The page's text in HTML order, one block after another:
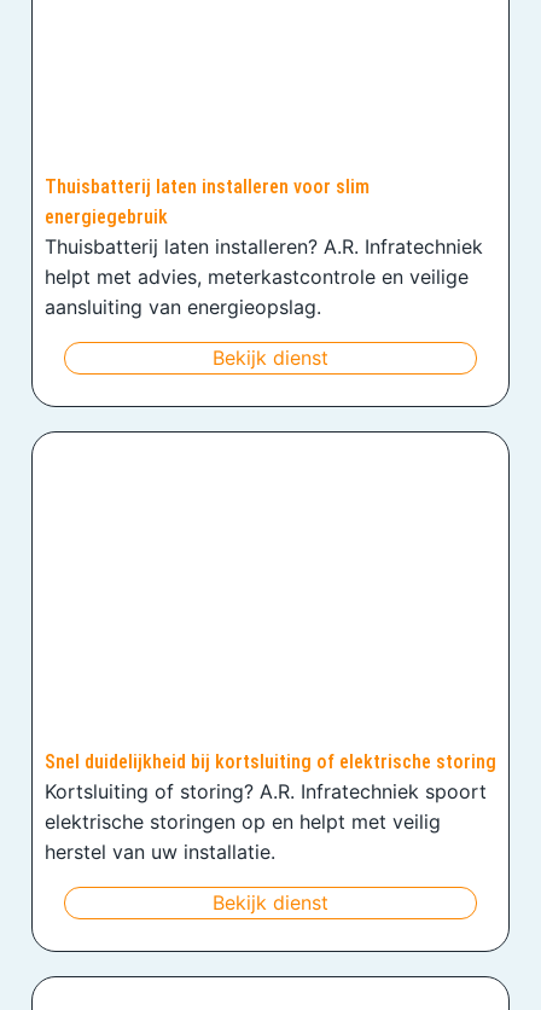
Thuisbatterij laten installeren voor slim
energiegebruik
Thuisbatterij laten installeren? A.R. Infratechniek
helpt met advies, meterkastcontrole en veilige
aansluiting van energieopslag.
Bekijk dienst
Snel duidelijkheid bij kortsluiting of elektrische storing
Kortsluiting of storing? A.R. Infratechniek spoort
elektrische storingen op en helpt met veilig
herstel van uw installatie.
Bekijk dienst